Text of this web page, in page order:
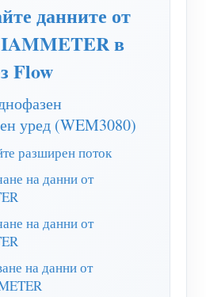
Pro
хостване
уред
прогнозиране и симулация
данните от
IAMMETER в
Flow
уред (WEM3080)
разширен поток
на данни от
на данни от
на данни от